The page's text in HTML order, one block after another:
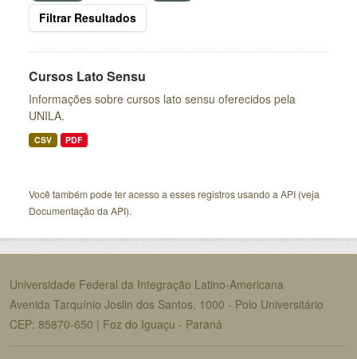
Filtrar Resultados
Cursos Lato Sensu
Informações sobre cursos lato sensu oferecidos pela
UNILA.
CSV PDF
Você também pode ter acesso a esses registros usando a API (veja
Documentação da API).
Universidade Federal da Integração Latino-Americana
Avenida Tarquínio Joslin dos Santos, 1000 - Polo Universitário
CEP: 85870-650 | Foz do Iguaçu - Paraná